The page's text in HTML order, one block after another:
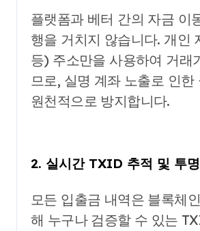
플랫폼과 베터 간의 자금 이
행을 거치지 않습니다. 개인
등) 주소만을 사용하여 거래
므로, 실명 계좌 노출로 인한
원천적으로 방지합니다.
2. 실시간 TXID 추적 및 투
모든 입출금 내역은 블록체
해 누구나 검증할 수 있는